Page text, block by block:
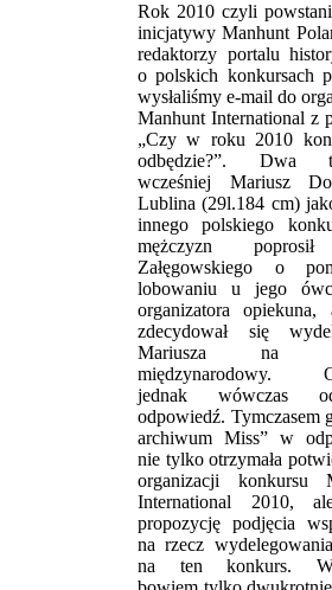
Rok 2010 czyli
inicjatywy Manhunt
redaktorzy portalu
o polskich konkursach
wysłaliśmy e-mail do
Manhunt International z
„Czy w roku 2010
odbędzie?”. Dwa
wcześniej Mariusz
Lublina (29l.184 cm)
innego polskiego
mężczyzn
Załęgowskiego o
lobowaniu u jego
organizatora opiekuna,
zdecydował się
Mariusza na
międzynarodowy.
jednak wówczas
odpowiedź. Tymczasem
archiwum Miss” w
nie tylko otrzymała
organizacji konkursu
International 2010,
propozycję podjęcia
na rzecz
na ten konkurs.